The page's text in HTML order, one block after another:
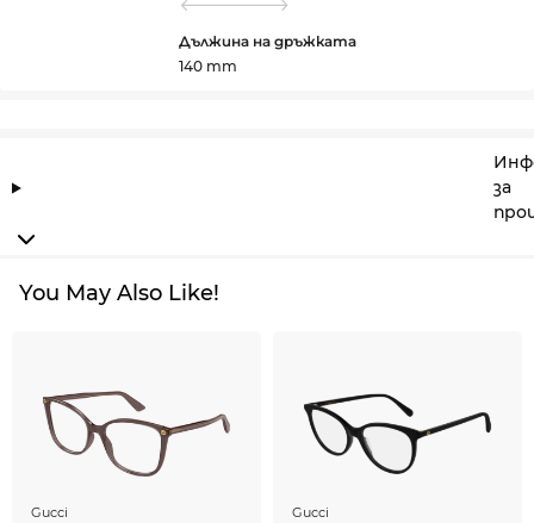
Дължина на дръжката
140 mm
за
You May Also Like!
Gucci Gucci